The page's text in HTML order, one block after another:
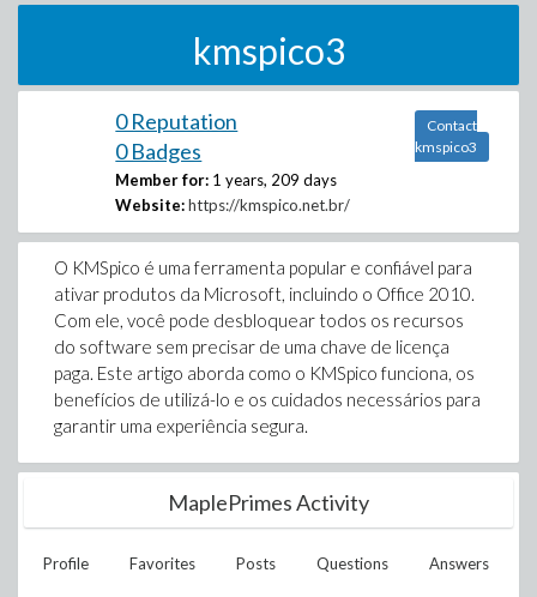
kmspico3
0 Reputation
0 Badges
Member for: 1 years, 209 days
Website: https://kmspico.net.br/
Contact
kmspico3
O KMSpico é uma ferramenta popular e confiável para
ativar produtos da Microsoft, incluindo o Office 2010.
Com ele, você pode desbloquear todos os recursos
do software sem precisar de uma chave de licença
paga. Este artigo aborda como o KMSpico funciona, os
benefícios de utilizá-lo e os cuidados necessários para
garantir uma experiência segura.
MaplePrimes Activity
Profile Favorites Posts Questions Answers